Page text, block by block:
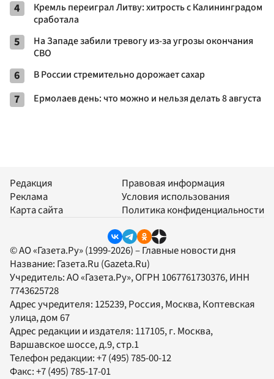
4
Кремль переиграл Литву: хитрость с Калининградом
сработала
5
На Западе забили тревогу из-за угрозы окончания
СВО
6 В России стремительно дорожает сахар
7 Ермолаев день: что можно и нельзя делать 8 августа
Редакция
Реклама
Карта сайта
Правовая информация
Условия использования
Политика конфиденциальности
© АО «Газета.Ру» (1999-2026) – Главные новости дня
Название: Газета.Ru (Gazeta.Ru)
Учредитель:АО «Газета.Ру», ОГРН 1067761730376, ИНН
7743625728
Адрес учредителя: 125239, Россия, Москва, Коптевская
улица, дом 67
Адрес редакции и издателя: 117105, г. Москва,
Варшавское шоссе, д.9, стр.1
Телефон редакции:+7 (495) 785-00-12
Факс:+7 (495) 785-17-01